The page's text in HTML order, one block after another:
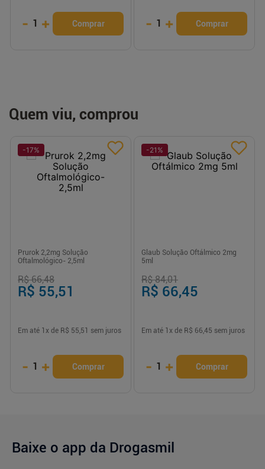
- 1 + Comprar - 1 + Comprar
Quem viu, comprou
-17%
Prurok 2,2mg Solução
Oftalmológico- 2,5ml
R$ 66,48
R$ 55,51
Em até 1 x de R$ 55,51 sem juros
- 1 + Comprar
-21 %
Glaub Solução Oftálmico 2mg
5ml
R$ 84,01
R$ 66,45
Em até 1 x de R$ 66,45 sem juros
- 1 + Comprar
Baixe o app da Drogasmil